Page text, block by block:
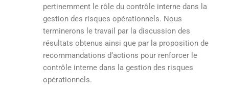
pertinemment le rôle du contrôle interne dans la
gestion des risques opérationnels. Nous
terminerons le travail par la discussion des
résultats obtenus ainsi que par la proposition de
recommandations d’actions pour renforcer le
contrôle interne dans la gestion des risques
opérationnels.